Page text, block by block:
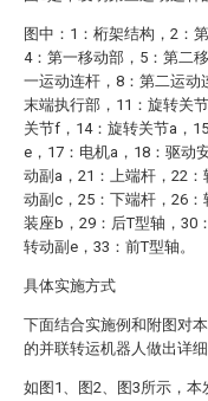
图中：1：桁架结构，2：
4：第一移动部，5：第二
一运动连杆，8：第二运动
末端执行部，11：旋转关
关节f，14：旋转关节a，
e，17：电机a，18：驱动
动副a，21：上端杆，22
动副c，25：下端杆，26
装座b，29：后T型轴，30
转动副e，33：前T型轴。
具体实施方式
下面结合实施例和附图对
的并联转运机器人做出详细
如图1、图2、图3所示，